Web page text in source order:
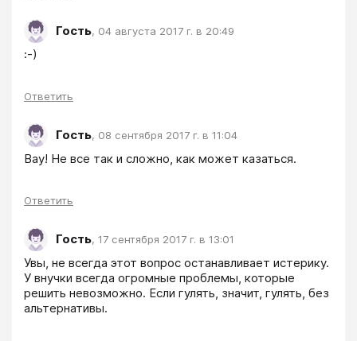
Гость, 04 августа 2017 г. в 20:49
:-)
Ответить
Гость, 08 сентября 2017 г. в 11:04
Вау! Не все так и сложно, как может казаться.
Ответить
Гость, 17 сентября 2017 г. в 13:01
Увы, не всегда этот вопрос останавливает истерику.
У внучки всегда огромные проблемы, которые
решить невозможно. Если гулять, значит, гулять, без
альтернативы.